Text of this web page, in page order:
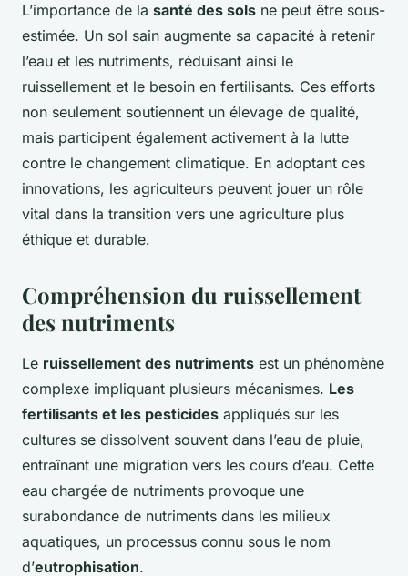
L’importance de la santé des sols ne peut être sous-
estimée. Un sol sain augmente sa capacité à retenir
l’eau et les nutriments, réduisant ainsi le
ruissellement et le besoin en fertilisants. Ces efforts
non seulement soutiennent un élevage de qualité,
mais participent également activement à la lutte
contre le changement climatique. En adoptant ces
innovations, les agriculteurs peuvent jouer un rôle
vital dans la transition vers une agriculture plus
éthique et durable.
Compréhension du ruissellement
des nutriments
Le ruissellement des nutriments est un phénomène
complexe impliquant plusieurs mécanismes. Les
fertilisants et les pesticides appliqués sur les
cultures se dissolvent souvent dans l’eau de pluie,
entraînant une migration vers les cours d’eau. Cette
eau chargée de nutriments provoque une
surabondance de nutriments dans les milieux
aquatiques, un processus connu sous le nom
d’eutrophisation.